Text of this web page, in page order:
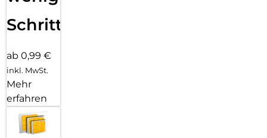
Schritten
ab 0,99 €
inkl. MwSt.
Mehr
erfahren